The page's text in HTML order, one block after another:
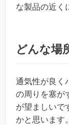
な製品の近く
どんな場
通気性が良く
の周りを塞が
が望ましいで
かと思います